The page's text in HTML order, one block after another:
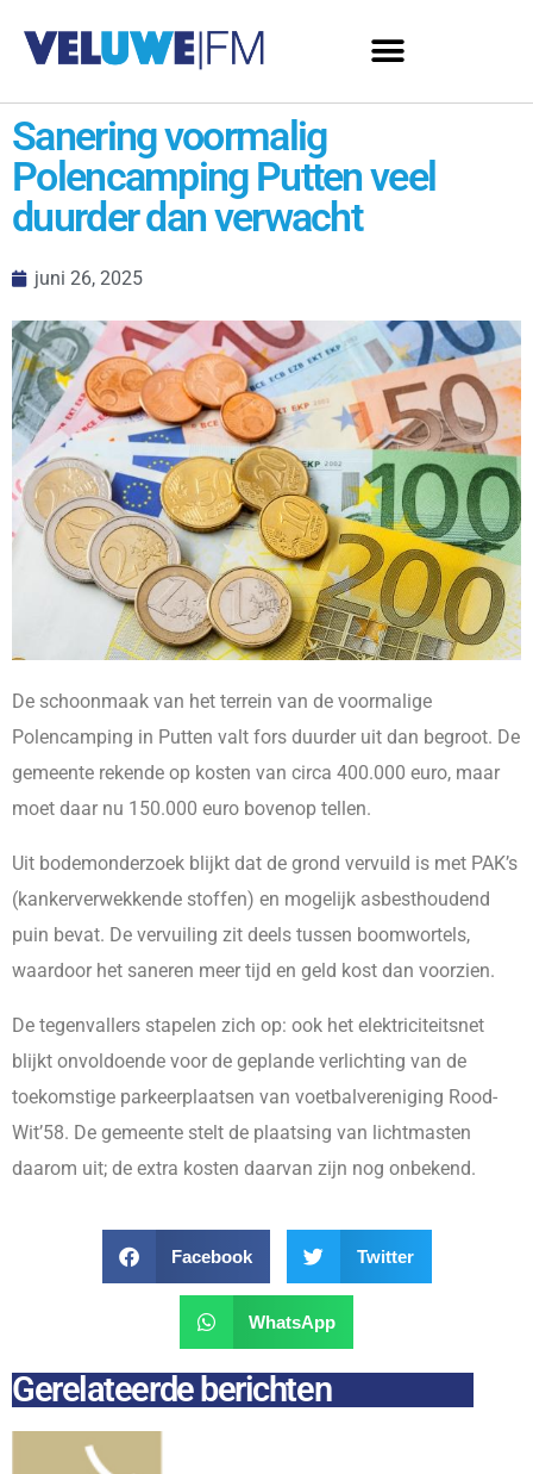
Sanering voormalig
Polencamping Putten veel
duurder dan verwacht
juni 26, 2025
De schoonmaak van het terrein van de voormalige
Polencamping in Putten valt fors duurder uit dan begroot. De
gemeente rekende op kosten van circa 400.000 euro, maar
moet daar nu 150.000 euro bovenop tellen.
Uit bodemonderzoek blijkt dat de grond vervuild is met PAK’s
(kankerverwekkende stoffen) en mogelijk asbesthoudend
puin bevat. De vervuiling zit deels tussen boomwortels,
waardoor het saneren meer tijd en geld kost dan voorzien.
De tegenvallers stapelen zich op: ook het elektriciteitsnet
blijkt onvoldoende voor de geplande verlichting van de
toekomstige parkeerplaatsen van voetbalvereniging Rood-
Wit’58. De gemeente stelt de plaatsing van lichtmasten
daarom uit; de extra kosten daarvan zijn nog onbekend.
Facebook Twitter
WhatsApp
Gerelateerde berichten